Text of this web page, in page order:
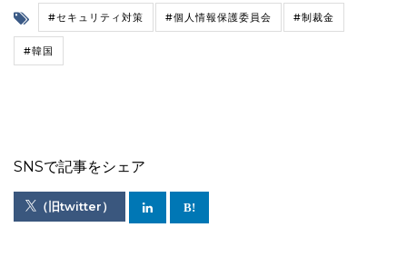
#セキュリティ対策 #個人情報保護委員会 #制裁金
#韓国
SNSで記事をシェア
（旧twitter）